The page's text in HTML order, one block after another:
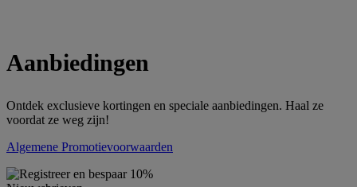
Aanbiedingen
Ontdek exclusieve kortingen en speciale aanbiedingen. Haal ze
voordat ze weg zijn!
Algemene Promotievoorwaarden